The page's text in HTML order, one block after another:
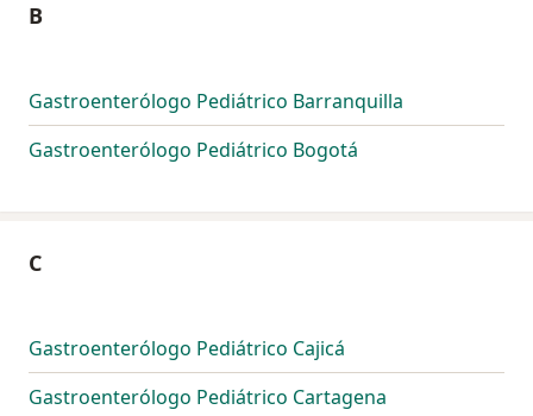
B
Gastroenterólogo Pediátrico Barranquilla
Gastroenterólogo Pediátrico Bogotá
C
Gastroenterólogo Pediátrico Cajicá
Gastroenterólogo Pediátrico Cartagena